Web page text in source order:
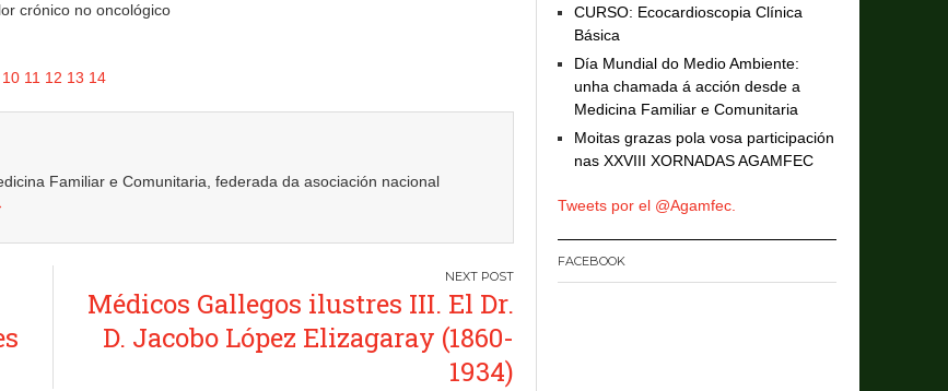
crónico no oncológico
10 11 12 13 14
Familiar e Comunitaria, federada da asociación nacional
Médicos Gallegos ilustres III. El Dr.
D. Jacobo López Elizagaray (1860-
1934)
CURSO: Ecocardioscopia Clínica
Básica
Día Mundial do Medio Ambiente:
unha chamada á acción desde a
Medicina Familiar e Comunitaria
Moitas grazas pola vosa participación
nas XXVIII XORNADAS AGAMFEC
Tweets por el @Agamfec.
FACEBOOK